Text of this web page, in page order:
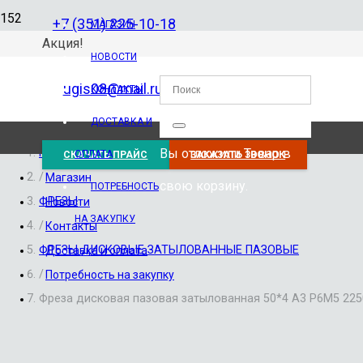
Акция!
+7 (351) 225-10-18
ugis08@mail.ru
СКАЧАТЬ ПРАЙС ЗАКАЗАТЬ ЗВОНОК
МАГАЗИН
НОВОСТИ
КОНТАКТЫ
ДОСТАВКА И
ОПЛАТА
ПОТРЕБНОСТЬ
НА ЗАКУПКУ
Вы отложилиТоварв
свою корзину.
Магазин
Новости
Контакты
Доставка и оплата
Потребность на закупку
Главная
/
ФРЕЗЫ
/
ФРЕЗЫ ДИСКОВЫЕ ЗАТЫЛОВАННЫЕ ПАЗОВЫЕ
/
Фреза дисковая пазовая затылованная 50*4 А3 Р6М5